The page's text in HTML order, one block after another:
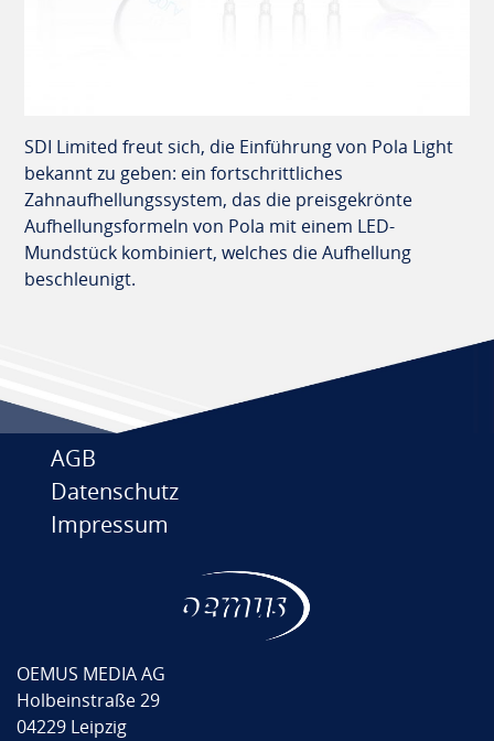
SDI Limited freut sich, die Einführung von Pola Light
bekannt zu geben: ein fortschrittliches
Zahnaufhellungssystem, das die preisgekrönte
Aufhellungsformeln von Pola mit einem LED-
Mundstück kombiniert, welches die Aufhellung
beschleunigt.
AGB
Datenschutz
Impressum
OEMUS MEDIA AG
Holbeinstraße 29
04229 Leipzig